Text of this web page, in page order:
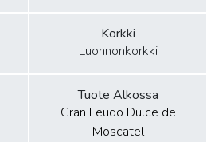
Korkki
Luonnonkorkki
Tuote Alkossa
Gran Feudo Dulce de
Moscatel